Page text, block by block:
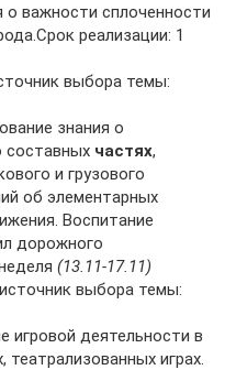
важности сплоченности
реализации: 1
выбора темы:
знания о
составных частях,
и грузового
об элементарных
Воспитание
дорожного
(13.11-17.11)
выбора темы:
игровой деятельности в
играх.